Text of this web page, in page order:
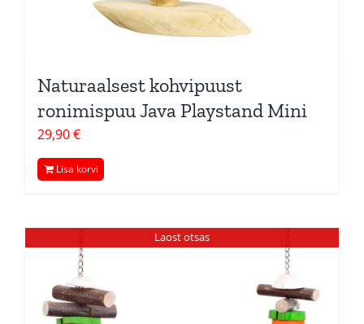
Naturaalsest kohvipuust
ronimispuu Java Playstand Mini
29,90€
Lisa korvi
Laost otsas